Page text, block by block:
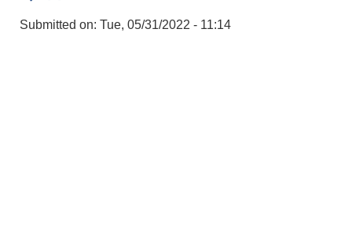
Submitted on: Tue, 05/31/2022 - 11:14